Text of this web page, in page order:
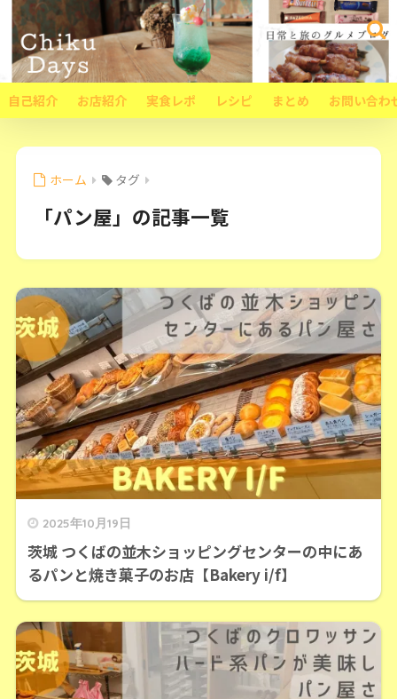
自己紹介 お店紹介 実食レポ レシピ まとめ お問い合わ
ホーム タグ
「パン屋」の記事一覧
2025年10月19日
茨城 つくばの並木ショッピングセンターの中にあ
るパンと焼き菓子のお店【Bakery i/f】